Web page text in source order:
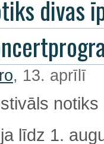
divas
, 13. aprīlī
notiks
līdz 1.